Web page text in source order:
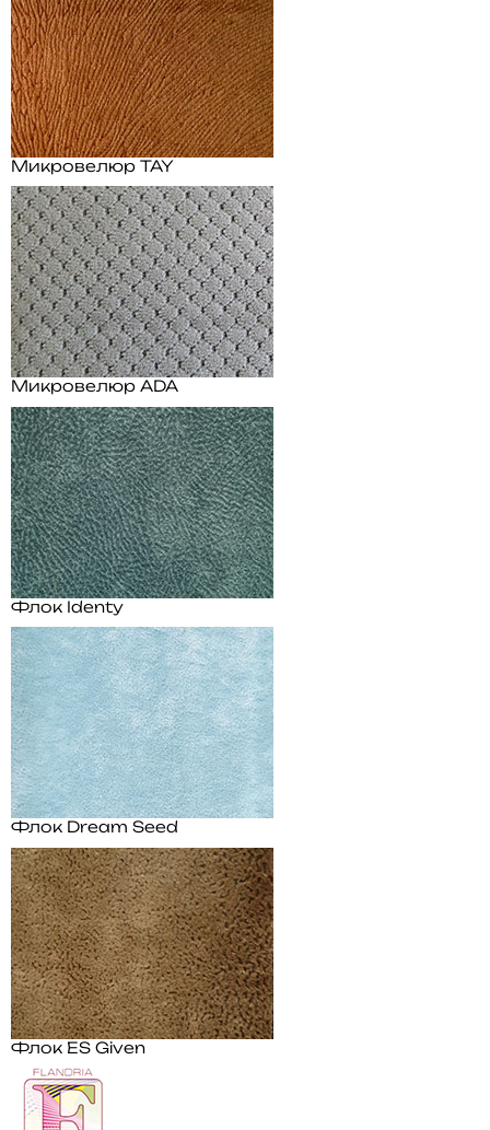
Микровелюр TAY
Микровелюр ADA
Флок Identy
Флок Dream Seed
Флок ES Given